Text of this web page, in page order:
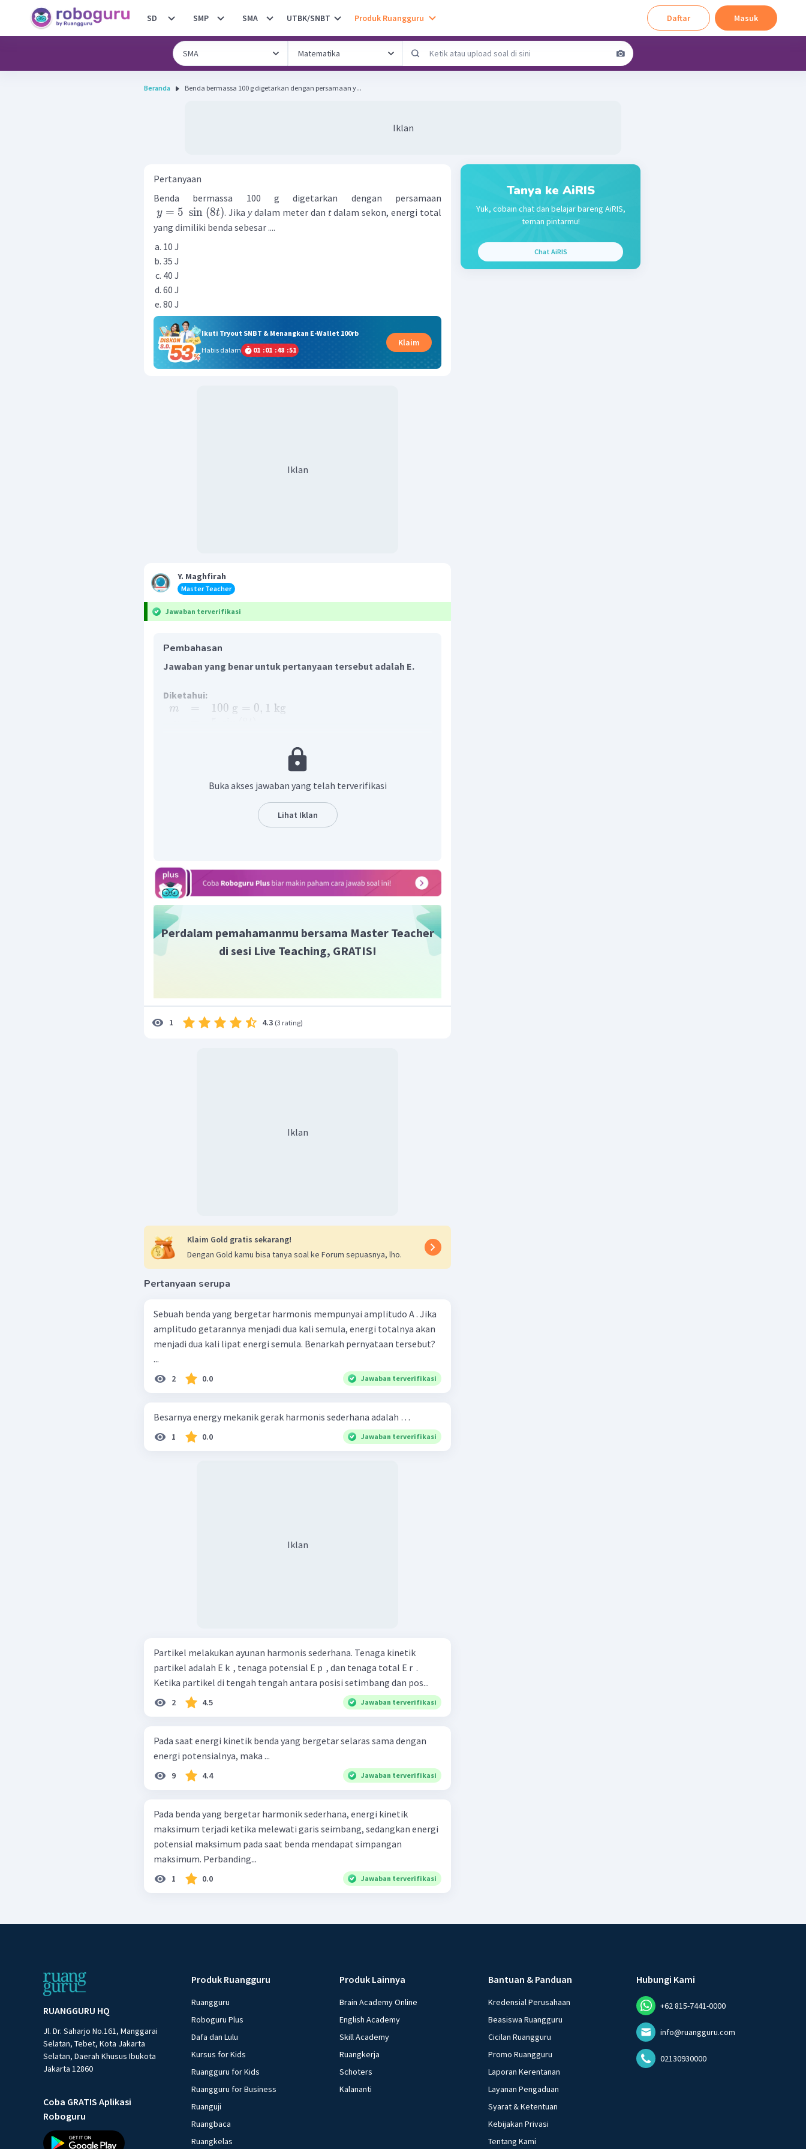
SD SMP SMA UTBK/SNBT Produk Ruangguru Daftar Masuk
Beranda Benda bermassa 100 g digetarkan dengan persamaan y...
Iklan
Pertanyaan
Benda bermassa 100 g digetarkan dengan persamaan
y = 5 sin (8t). Jika ydalam meter dan tdalam sekon, energi total
yang dimiliki benda sebesar ....
10 J
35 J
40 J
60 J
80 J
Ikuti Tryout SNBT & Menangkan E-Wallet 100rb
Habis dalam
01 :01 :48 :51
Klaim
Iklan
Y. Maghfirah
Master Teacher
Jawaban terverifikasi
Pembahasan
Jawaban yang benar untuk pertanyaan tersebut adalah E.
Diketahui:
m
=
100 g = 0, 1 kg
energi total yang dimiliki benda ?
Energi total benda yang bergerak harmonik sebagai berikut.
2
80 J
Dengan demikian, energi total yang dimiliki benda sebesar 80 J.
Jadi, pilihan jawaban yang tepat adalah E.
Buka akses jawaban yang telah terverifikasi
Lihat Iklan
Perdalam pemahamanmu bersama Master Teacher
di sesi Live Teaching, GRATIS!
1 4.3 (3 rating)
Iklan
Klaim Gold gratis sekarang!
Dengan Gold kamu bisa tanya soal ke Forum sepuasnya, lho.
Pertanyaan serupa
Sebuah benda yang bergetar harmonis mempunyai amplitudo A . Jika
amplitudo getarannya menjadi dua kali semula, energi totalnya akan
menjadi dua kali lipat energi semula. Benarkah pernyataan tersebut?
...
2 0.0 Jawaban terverifikasi
Besarnya energy mekanik gerak harmonis sederhana adalah …
1 0.0 Jawaban terverifikasi
Iklan
Partikel melakukan ayunan harmonis sederhana. Tenaga kinetik
partikel adalah E k ​ , tenaga potensial E p ​ , dan tenaga total E r ​ .
Ketika partikel di tengah­ tengah antara posisi setimbang dan pos...
2 4.5 Jawaban terverifikasi
Pada saat energi kinetik benda yang bergetar selaras sama dengan
energi potensialnya, maka ...
9 4.4 Jawaban terverifikasi
Pada benda yang bergetar harmonik sederhana, energi kinetik
maksimum terjadi ketika melewati garis seimbang, sedangkan energi
potensial maksimum pada saat benda mendapat simpangan
maksimum. Perbanding...
1 0.0 Jawaban terverifikasi
Tanya ke AiRIS
Yuk, cobain chat dan belajar bareng AiRIS,
teman pintarmu!
Chat AiRIS
RUANGGURU HQ
Jl. Dr. Saharjo No.161, Manggarai
Selatan, Tebet, Kota Jakarta
Selatan, Daerah Khusus Ibukota
Jakarta 12860
Coba GRATIS Aplikasi
Roboguru
Produk Ruangguru
Ruangguru
Roboguru Plus
Dafa dan Lulu
Kursus for Kids
Ruangguru for Kids
Ruangguru for Business
Ruanguji
Ruangbaca
Ruangkelas
Produk Lainnya
Brain Academy Online
English Academy
Skill Academy
Ruangkerja
Schoters
Kalananti
Bantuan & Panduan
Kredensial Perusahaan
Beasiswa Ruangguru
Cicilan Ruangguru
Promo Ruangguru
Laporan Kerentanan
Layanan Pengaduan
Syarat & Ketentuan
Kebijakan Privasi
Tentang Kami
Hubungi Kami
+62 815-7441-0000
info@ruangguru.com
02130930000